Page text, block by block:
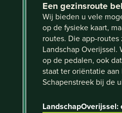
Een gezinsroute
Wij bieden u vele
op de fysieke kaart,
routes. Die app-
Landschap
op de pedalen, ook
staat ter oriëntatie aan
Schapenstreek bij de
LandschapOverijssel: